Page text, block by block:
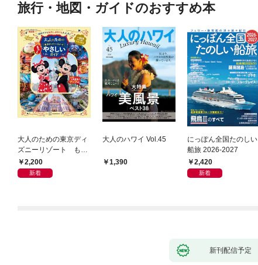
旅行・地図・ガイドのおすすめ本
大人のための東京ディ
ズニーリゾート もっ
とやさしいガイド
2,200
新着
大人のハワイ Vol.45
1,390
にっぽん全国たのしい
船旅 2026-2027
2,420
新着
新刊配信予定